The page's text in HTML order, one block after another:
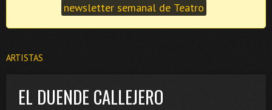
newsletter semanal de Teatro
ARTISTAS
EL DUENDE CALLEJERO